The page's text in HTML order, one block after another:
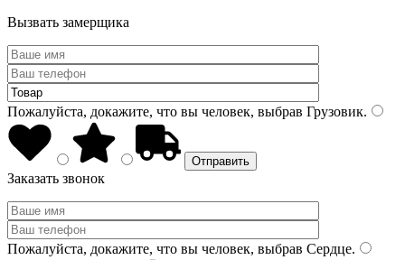
Вызвать замерщика
Пожалуйста, докажите, что вы человек, выбрав Грузовик.
Заказать звонок
Пожалуйста, докажите, что вы человек, выбрав Сердце.